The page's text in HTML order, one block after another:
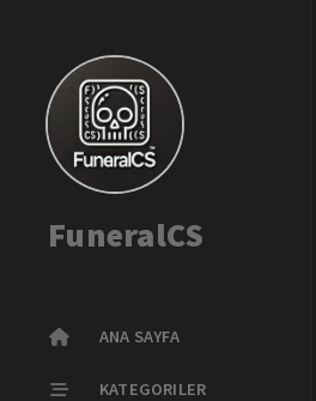
FuneralCS
ANA SAYFA
KATEGORILER